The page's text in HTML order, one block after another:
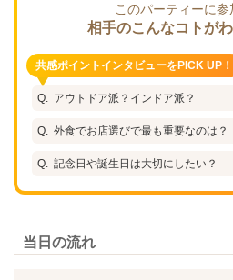
このパーティーに参
相手のこんなコトが
共感ポイントインタビューをPICK UP！
アウトドア派？インドア派？
外食でお店選びで最も重要なのは？
記念日や誕生日は大切にしたい？
当日の流れ